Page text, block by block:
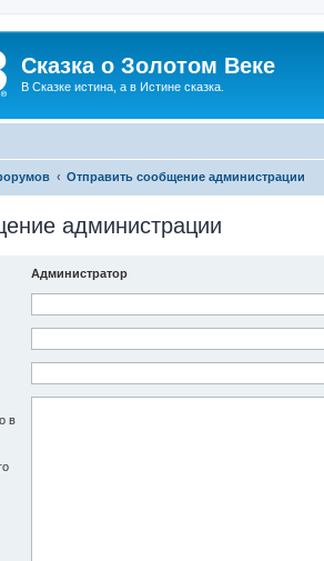
Сказка о Золотом Веке
В Сказке истина, а в Истине сказка.
Отправить сообщение администрации
администрации
Администратор
в